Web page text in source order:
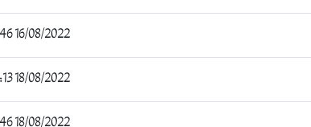
16/08/2022 15:48:46
18/08/2022 11:26:13
18/08/2022 13:11:46